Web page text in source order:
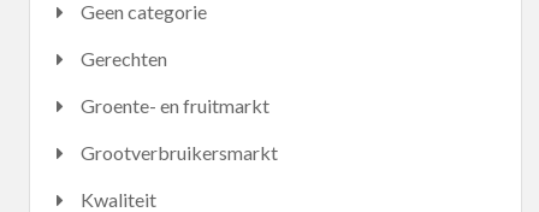
Geen categorie
Gerechten
Groente- en fruitmarkt
Grootverbruikersmarkt
Kwaliteit